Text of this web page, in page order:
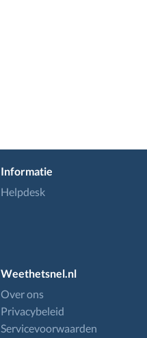
Informatie
Helpdesk
Weethetsnel.nl
Over ons
Privacybeleid
Servicevoorwaarden